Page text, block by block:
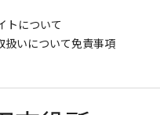
トについて
扱いについて免責事項